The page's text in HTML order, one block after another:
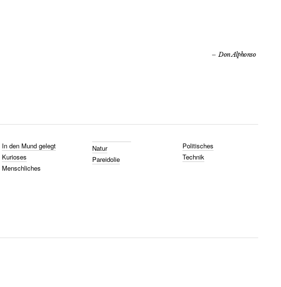
Don Alphonso
In den Mund gelegt
Kurioses
Menschliches
Natur
Pareidolie
Politisches
Technik